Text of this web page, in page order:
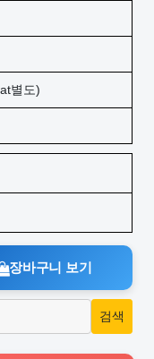
별도)
장바구니 보기